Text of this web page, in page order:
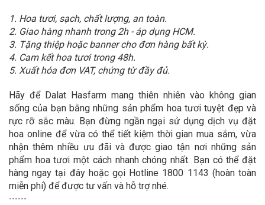
1. Hoa tươi, sạch, chất lượng, an toàn.
2. Giao hàng nhanh trong 2h - áp dụng HCM.
3. Tặng thiệp hoặc banner cho đơn hàng bất kỳ.
4. Cam kết hoa tươi trong 48h.
5. Xuất hóa đơn VAT, chứng từ đầy đủ.
Hãy để Dalat Hasfarm mang thiên nhiên vào không gian
sống của bạn bằng những sản phẩm hoa tươi tuyệt đẹp và
rực rỡ sắc màu. Bạn đừng ngần ngại sử dụng dịch vụ đặt
hoa online để vừa có thể tiết kiệm thời gian mua sắm, vừa
nhận thêm nhiều ưu đãi và được giao tận nơi những sản
phẩm hoa tươi một cách nhanh chóng nhất. Bạn có thể đặt
hàng ngay tại đây hoặc gọi Hotline 1800 1143 (hoàn toàn
miễn phí) để được tư vấn và hỗ trợ nhé.
------